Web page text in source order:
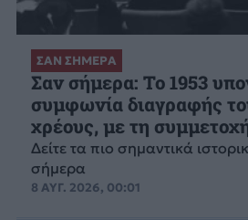
ΣΑΝ ΣΗΜΕΡΑ
Σαν σήμερα: Το 1953
συμφωνία διαγραφής
χρέους, με τη
Δείτε τα πιο σημαντικά
σήμερα
8 ΑΥΓ. 2026, 00:01